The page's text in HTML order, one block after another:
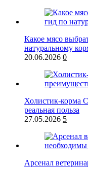
Какое мясо
натуральному
20.06.2026 0
Холистик-корма
реальная польза
27.05.2026 5
Арсенал